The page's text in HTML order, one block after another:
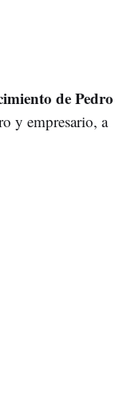
de Pedro
y empresario, a